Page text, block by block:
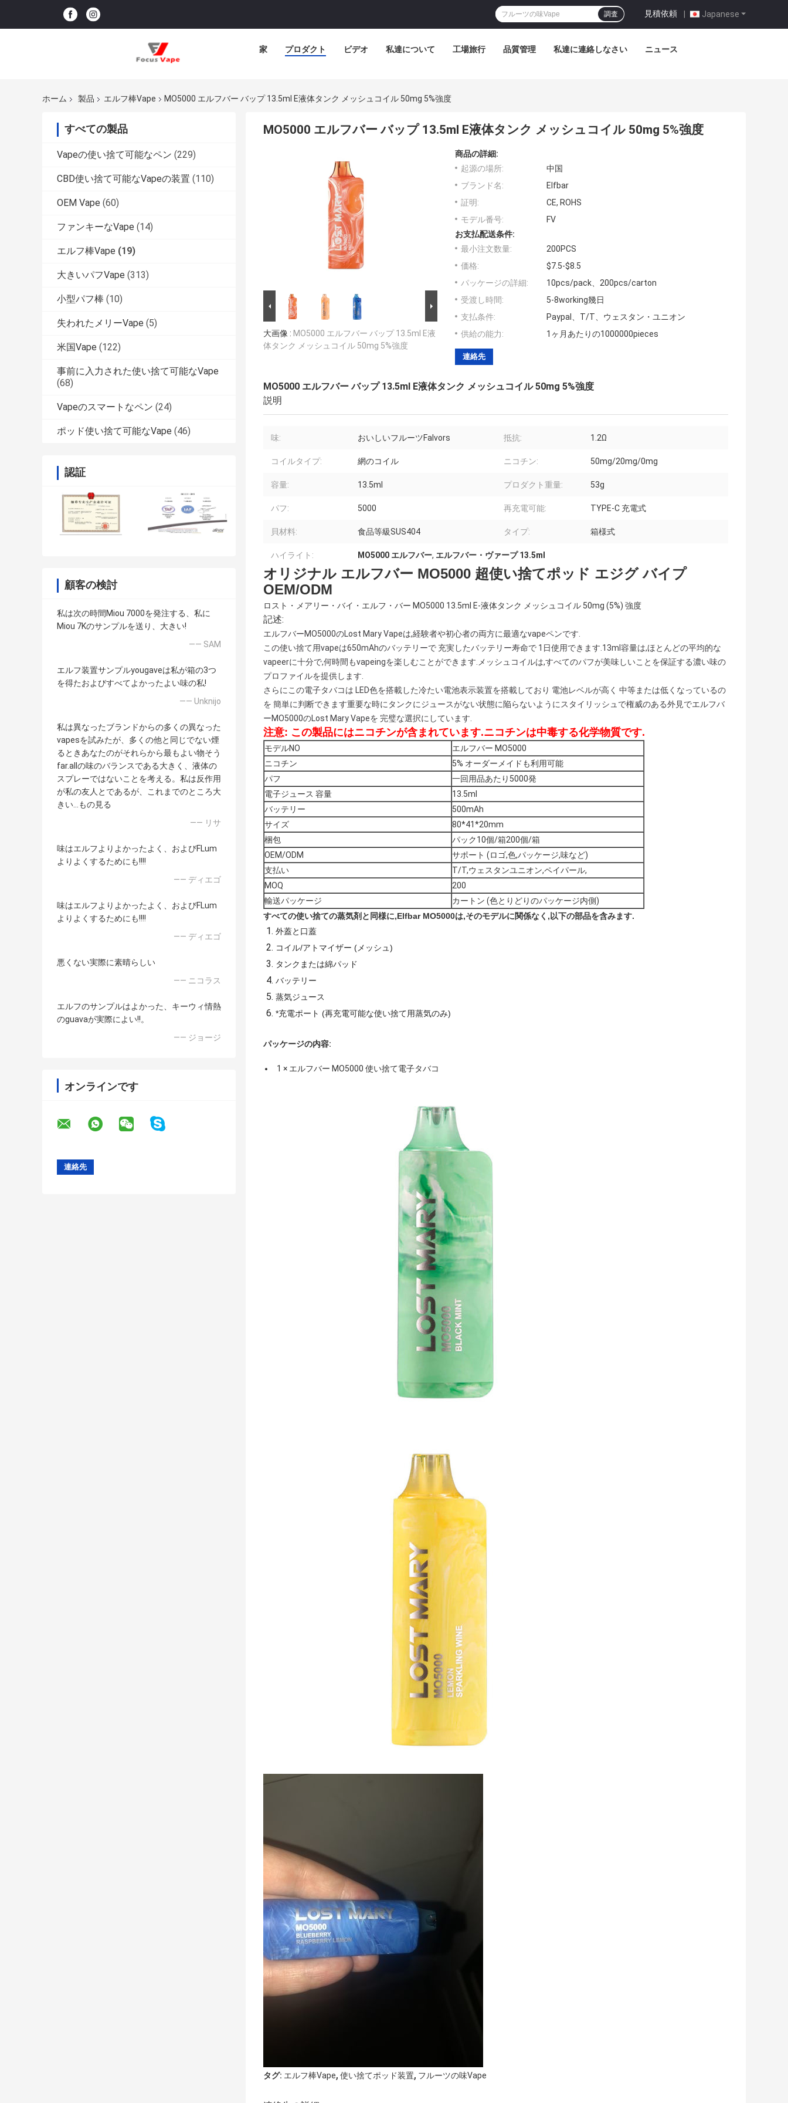
Japanese
見積依頼 |
調査
家 プロダクト ビデオ 私達について 工場旅行 品質管理 私達に連絡しなさい ニュース
ホーム 製品 エルフ棒Vape MO5000 エルフバー バップ 13.5ml E液体タンク メッシュコイル 50mg 5%強度
すべての製品
Vapeの使い捨て可能なペン (229)
CBD使い捨て可能なVapeの装置 (110)
OEM Vape (60)
ファンキーなVape (14)
エルフ棒Vape (19)
大きいパフVape (313)
小型パフ棒 (10)
失われたメリーVape (5)
米国Vape (122)
事前に入力された使い捨て可能なVape
(68)
Vapeのスマートなペン (24)
ポッド使い捨て可能なVape (46)
認証
顧客の検討
私は次の時間Miou 7000を発注する、私に
Miou 7Kのサンプルを送り、大きい!
—— SAM
エルフ装置サンプルyougaveは私が箱の3つ
を得たおよびすべてよかったよい味の私!
—— Unknijo
私は異なったブランドからの多くの異なった
vapesを試みたが、多くの他と同じでない煙
るときあなたのがそれらから最もよい物そう
far.allの味のバランスである大きく、液体の
スプレーではないことを考える。私は反作用
が私の友人とであるが、これまでのところ大
きい…もの見る
—— リサ
味はエルフよりよかったよく、およびFLum
よりよくするためにも!!!!
—— ディエゴ
味はエルフよりよかったよく、およびFLum
よりよくするためにも!!!!
—— ディエゴ
悪くない実際に素晴らしい
—— ニコラス
エルフのサンプルはよかった、キーウィ情熱
のguavaが実際によい!!。
—— ジョージ
オンラインです
MO5000 エルフバー バップ 13.5ml E液体タンク メッシュコイル 50mg 5%強度
大画像 : MO5000 エルフバー バップ 13.5ml E液
体タンク メッシュコイル 50mg 5%強度
商品の詳細:
起源の場所:
中国
ブランド名:
Elfbar
証明:
CE, ROHS
モデル番号:
FV
お支払配送条件:
最小注文数量:
200PCS
価格:
$7.5-$8.5
パッケージの詳細:
10pcs/pack、200pcs/carton
受渡し時間:
5-8working幾日
支払条件:
Paypal、T/T、ウェスタン・ユニオン
供給の能力:
1ヶ月あたりの1000000pieces
連絡先
MO5000 エルフバー バップ 13.5ml E液体タンク メッシュコイル 50mg 5%強度
説明
味: おいしいフルーツFalvors 抵抗: 1.2Ω
コイルタイプ: 網のコイル ニコチン: 50mg/20mg/0mg
容量: 13.5ml プロダクト重量: 53g
パフ: 5000 再充電可能: TYPE-C 充電式
貝材料: 食品等級SUS404 タイプ: 箱様式
ハイライト: MO5000 エルフバー, エルフバー・ヴァープ 13.5ml
オリジナル エルフバー MO5000 超使い捨てポッド エジグ バイプ
OEM/ODM
ロスト・メアリー・バイ・エルフ・バー MO5000 13.5ml E-液体タンク メッシュコイル 50mg (5%) 強度
記述:
エルフバーMO5000のLost Mary Vapeは,経験者や初心者の両方に最適なvapeペンです.
この使い捨て用vapeは650mAhのバッテリーで 充実したバッテリー寿命で 1日使用できます.13ml容量は,ほとんどの平均的な
vapeerに十分で,何時間もvapeingを楽しむことができます.メッシュコイルは,すべてのパフが美味しいことを保証する濃い味の
プロファイルを提供します.
さらにこの電子タバコは LED色を搭載した冷たい電池表示装置を搭載しており 電池レベルが高く 中等または低くなっているの
を 簡単に判断できます重要な時にタンクにジュースがない状態に陥らないようにスタイリッシュで権威のある外見でエルフバ
ーMO5000のLost Mary Vapeを 完璧な選択にしています.
注意: この製品にはニコチンが含まれています.ニコチンは中毒する化学物質です.
モデルNO
エルフバー MO5000
ニコチン
5% オーダーメイドも利用可能
パフ
一回用品あたり5000発
電子ジュース 容量
13.5ml
バッテリー
500mAh
サイズ
80*41*20mm
梱包
パック10個/箱200個/箱
OEM/ODM
サポート (ロゴ,色,パッケージ,味など)
支払い
T/T,ウェスタンユニオン,ペイパール,
MOQ
200
輸送パッケージ
カートン (色とりどりのパッケージ内側)
すべての使い捨ての蒸気剤と同様に,Elfbar MO5000は,そのモデルに関係なく,以下の部品を含みます.
外蓋と口蓋
コイル/アトマイザー (メッシュ)
タンクまたは綿パッド
バッテリー
蒸気ジュース
*充電ポート (再充電可能な使い捨て用蒸気のみ)
パッケージの内容:
1 × エルフバー MO5000 使い捨て電子タバコ
タグ: エルフ棒Vape, 使い捨てポッド装置, フルーツの味Vape